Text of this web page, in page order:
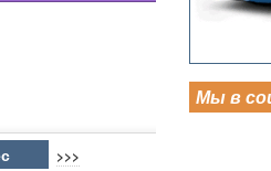
>>>
Мы в